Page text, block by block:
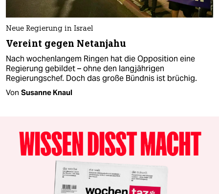
Neue Regierung in Israel
Vereint gegen Netanjahu
Nach wochenlangem Ringen hat die Opposition eine
Regierung gebildet – ohne den langjährigen
Regierungschef. Doch das große Bündnis ist brüchig.
Von Susanne Knaul